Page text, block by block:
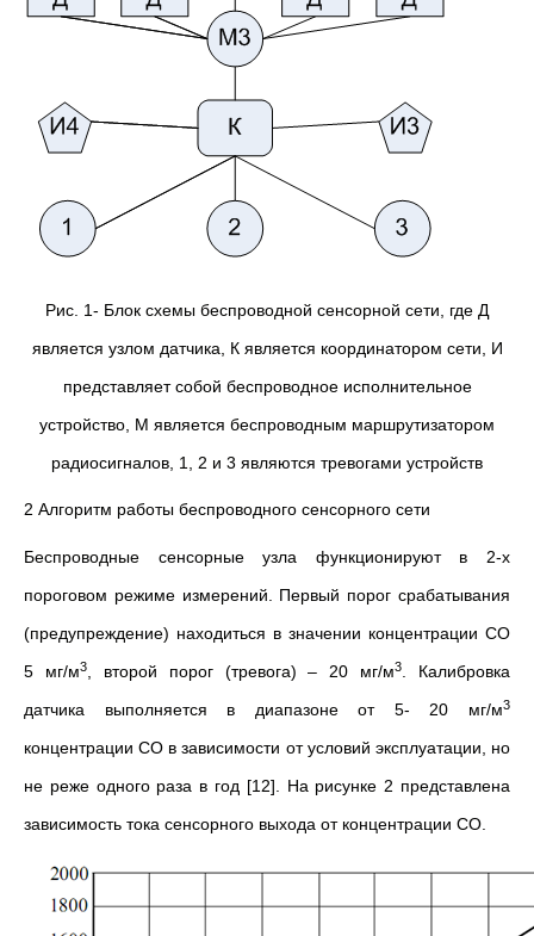
Рис. 1- Блок схемы беспроводной сенсорной сети, где Д
является узлом датчика, К является координатором сети, И
представляет собой беспроводное исполнительное
устройство, М является беспроводным маршрутизатором
радиосигналов, 1, 2 и 3 являются тревогами устройств
2 Алгоритм работы беспроводного сенсорного сети
Беспроводные сенсорные узла функционируют в 2-х
пороговом режиме измерений. Первый порог срабатывания
(предупреждение) находиться в значении концентрации СО
5 мг/м3, второй порог (тревога) – 20 мг/м3
. Калибровка
датчика выполняется в диапазоне от 5- 20 мг/м3
концентрации СО в зависимости от условий эксплуатации, но
не реже одного раза в год [12]. На рисунке 2 представлена
зависимость тока сенсорного выхода от концентрации СО.